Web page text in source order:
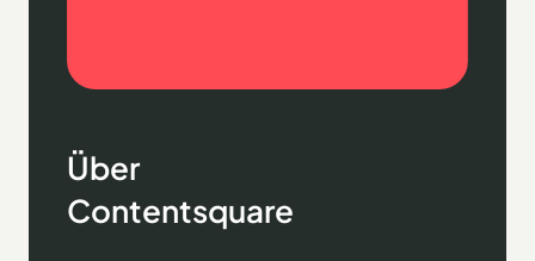
Über
Contentsquare